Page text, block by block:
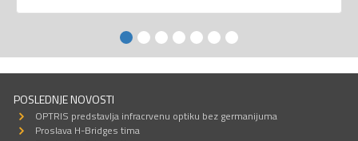
POSLEDNJE NOVOSTI
OPTRIS predstavlja infracrvenu optiku bez germanijuma
Proslava H-Bridges tima